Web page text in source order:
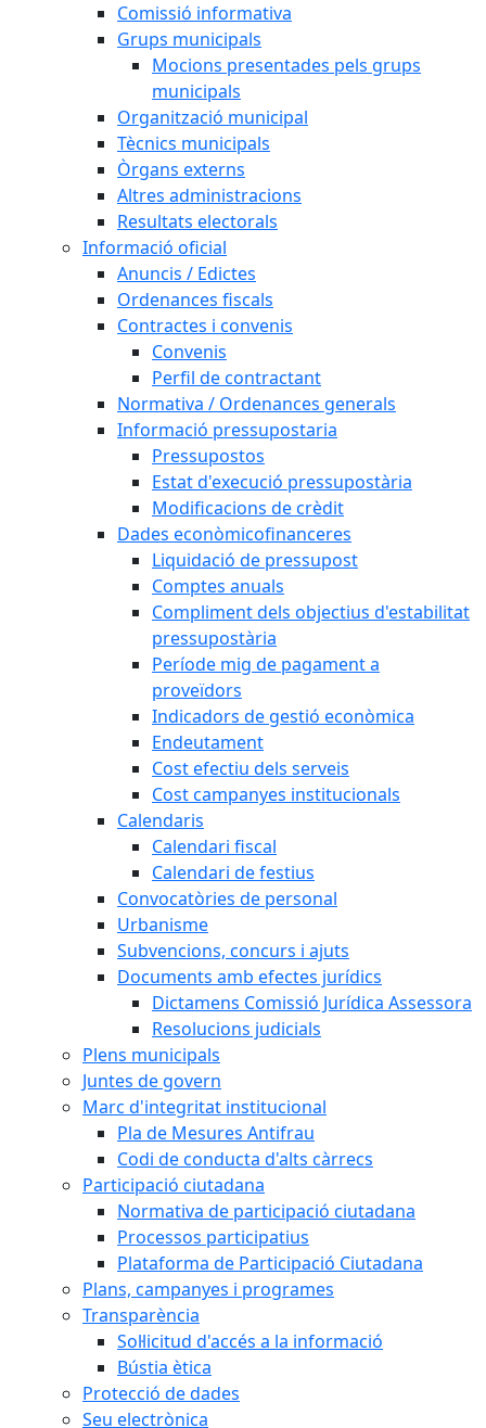
Comissió informativa
Grups municipals
Mocions presentades pels grups
municipals
Organització municipal
Tècnics municipals
Òrgans externs
Altres administracions
Resultats electorals
Informació oficial
Anuncis / Edictes
Ordenances fiscals
Contractes i convenis
Convenis
Perfil de contractant
Normativa / Ordenances generals
Informació pressupostaria
Pressupostos
Estat d'execució pressupostària
Modificacions de crèdit
Dades econòmicofinanceres
Liquidació de pressupost
Comptes anuals
Compliment dels objectius d'estabilitat
pressupostària
Període mig de pagament a
proveïdors
Indicadors de gestió econòmica
Endeutament
Cost efectiu dels serveis
Cost campanyes institucionals
Calendaris
Calendari fiscal
Calendari de festius
Convocatòries de personal
Urbanisme
Subvencions, concurs i ajuts
Documents amb efectes jurídics
Dictamens Comissió Jurídica Assessora
Resolucions judicials
Plens municipals
Juntes de govern
Marc d'integritat institucional
Pla de Mesures Antifrau
Codi de conducta d'alts càrrecs
Participació ciutadana
Normativa de participació ciutadana
Processos participatius
Plataforma de Participació Ciutadana
Plans, campanyes i programes
Transparència
Sol·licitud d'accés a la informació
Bústia ètica
Protecció de dades
Seu electrònica